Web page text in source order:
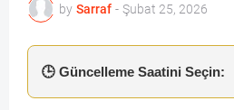
by Sarraf - Şubat 25, 2026
🕒 Güncelleme Saatini Seçin: